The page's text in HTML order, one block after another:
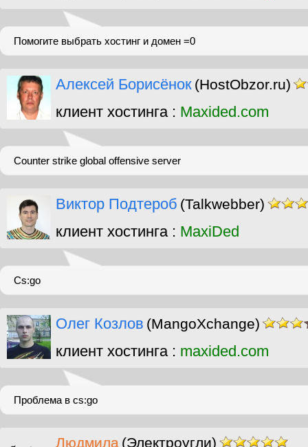
Помогите выбрать хостинг и домен =0
Алексей Борисёнок (HostObzor.ru)
клиент хостинга : Maxided.com
Counter strike global offensive server
Виктор Подтероб (Talkwebber)
клиент хостинга : MaxiDed
Cs:go
Олег Козлов (MangoXchange)
клиент хостинга : maxided.com
Проблема в cs:go
Людмила (Электроугли)